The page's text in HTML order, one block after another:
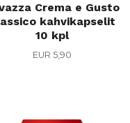
Crema e Gusto
kahvikapselit
10 kpl
EUR 5,90